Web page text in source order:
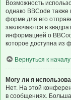
Возможность
однако BBCode
форме для его
заключаются в
информацией о
которое доступна из
Вернуться к началу
Могу ли я
Нет. На этой
в сообщениях.